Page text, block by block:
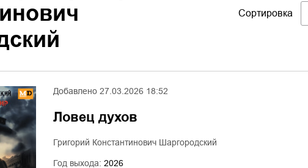
Сортировка
Добавлено 27.03.2026 18:52
Ловец духов
Григорий Константинович Шаргородский
Год выхода: 2026